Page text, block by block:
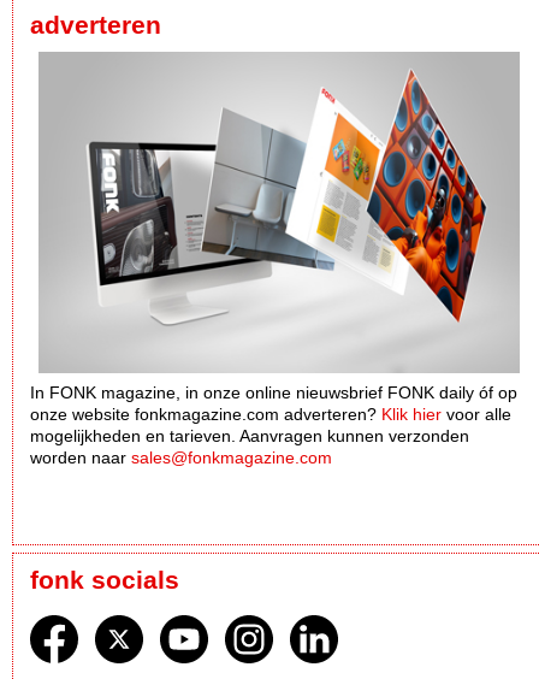
adverteren
In FONK magazine, in onze online nieuwsbrief FONK daily óf op
onze website fonkmagazine.com adverteren? Klik hier voor alle
mogelijkheden en tarieven. Aanvragen kunnen verzonden
worden naar sales@fonkmagazine.com
fonk socials